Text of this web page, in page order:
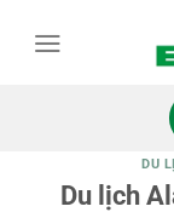
DU
Du lịch